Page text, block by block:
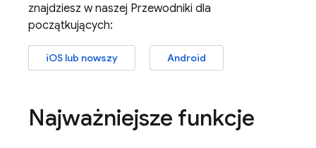
znajdziesz w naszej Przewodniki dla
początkujących:
iOS lub nowszy Android
Najważniejsze funkcje